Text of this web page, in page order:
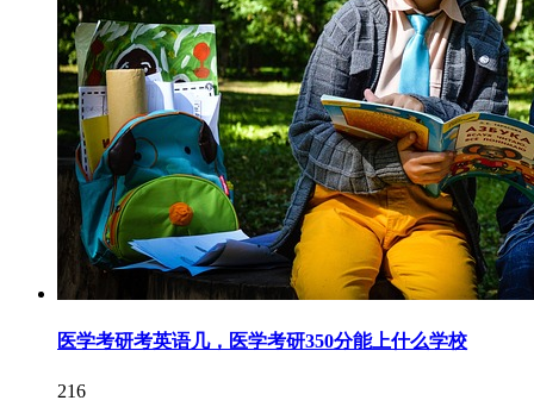
医学考研考英语几，医学考研350分能上什么学校
216